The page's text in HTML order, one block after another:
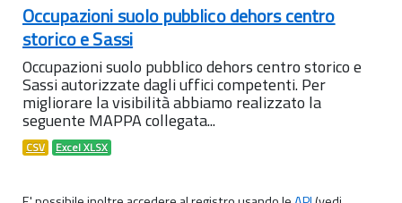
Occupazioni suolo pubblico dehors centro
storico e Sassi
Occupazioni suolo pubblico dehors centro storico e
Sassi autorizzate dagli uffici competenti. Per
migliorare la visibilità abbiamo realizzato la
seguente MAPPA collegata...
CSV Excel XLSX